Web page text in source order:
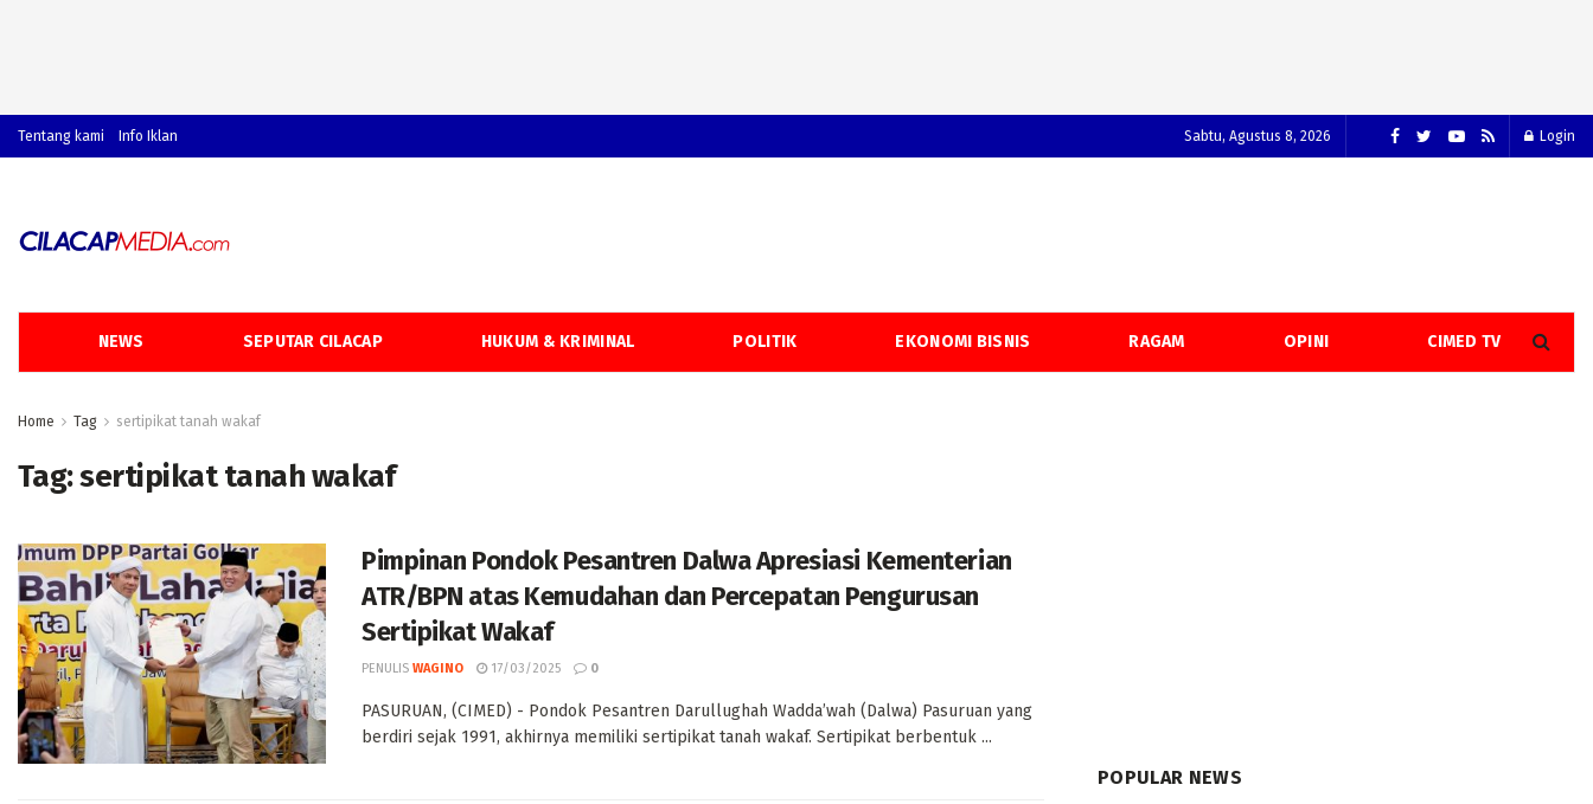
Tentang kami Info Iklan Sabtu, Agustus 8, 2026 Login
NEWS SEPUTAR CILACAP HUKUM & KRIMINAL POLITIK EKONOMI BISNIS RAGAM OPINI CIMED TV
Home Tag sertipikat tanah wakaf
Tag:sertipikat tanah wakaf
Pimpinan Pondok Pesantren Dalwa Apresiasi Kementerian
ATR/BPN atas Kemudahan dan Percepatan Pengurusan
Sertipikat Wakaf
PENULIS WAGINO 17/03/2025 0
PASURUAN, (CIMED) - Pondok Pesantren Darullughah Wadda’wah (Dalwa) Pasuruan yang
berdiri sejak 1991, akhirnya memiliki sertipikat tanah wakaf. Sertipikat berbentuk ...
POPULAR NEWS